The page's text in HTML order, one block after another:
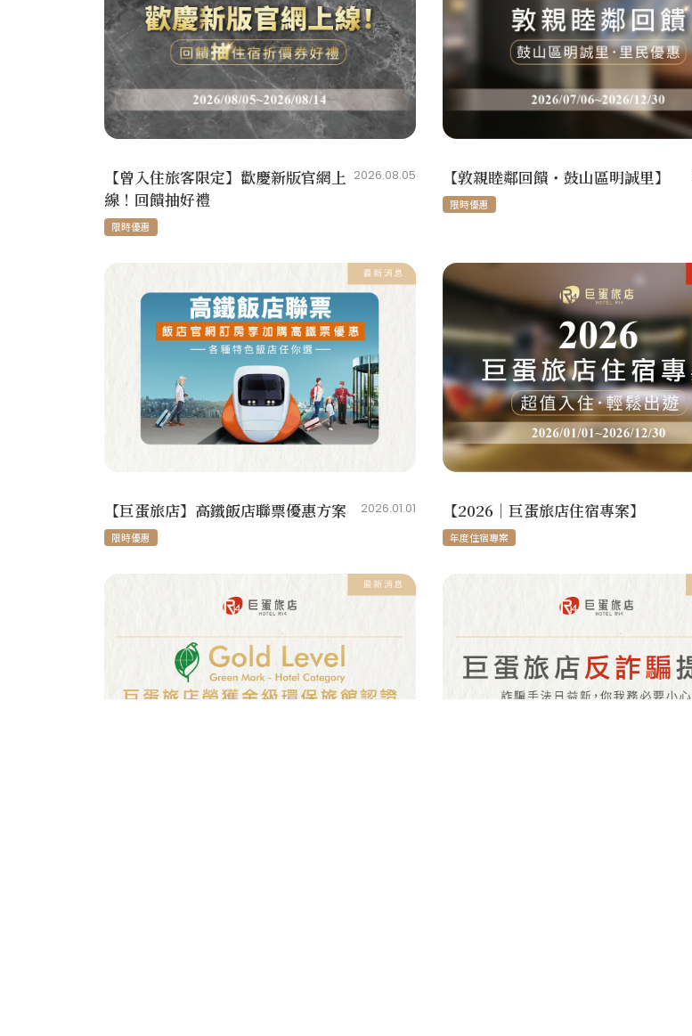
【曾入住旅客限定】歡慶新版官網上
線！回饋抽好禮
2026.08.05
限時優惠
【敦親睦鄰回饋・鼓山區明誠里】
限時優惠
【巨蛋旅店】高鐵飯店聯票優惠方案 2026.01.01
限時優惠
【2026｜巨蛋旅店住宿專案】
年度住宿專案